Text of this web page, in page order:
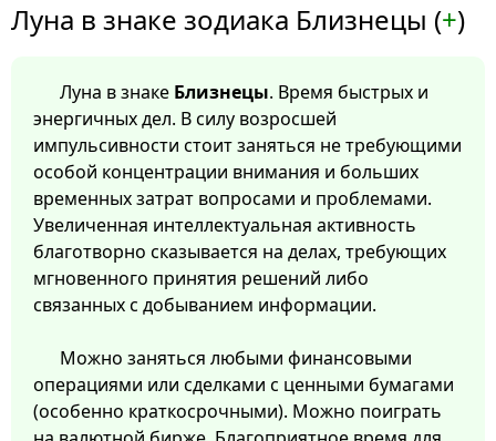
Луна в знаке зодиака Близнецы (+)
Луна в знаке Близнецы. Время быстрых и
энергичных дел. В силу возросшей
импульсивности стоит заняться не требующими
особой концентрации внимания и больших
временных затрат вопросами и проблемами.
Увеличенная интеллектуальная активность
благотворно сказывается на делах, требующих
мгновенного принятия решений либо
связанных с добыванием информации.
Можно заняться любыми финансовыми
операциями или сделками с ценными бумагами
(особенно краткосрочными). Можно поиграть